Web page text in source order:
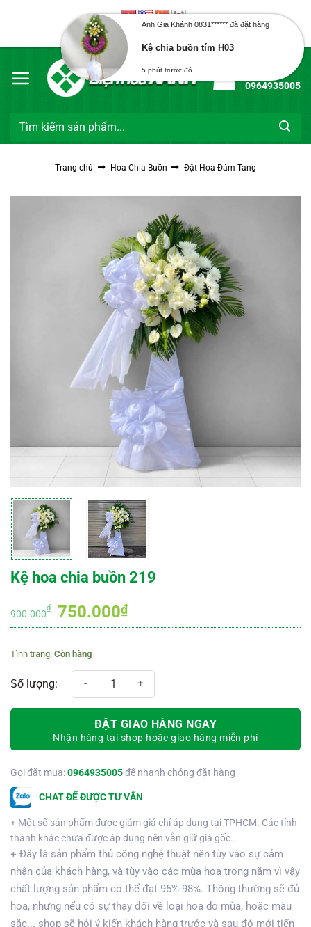
Chào mừng bạn đến với Điện Hoa Xanh
0964935005
Tìm
Trang chủ Hoa Chia Buồn Đặt Hoa Đám Tang
Kệ hoa chia buồn 219
900.000
₫
Giá
gốc
900.000₫.
750.000₫Giá
hiện
750.000₫.
Còn hàng
Kệ hoa chia buồn 219 số lượng
ĐẶT GIAO HÀNG NGAY
Nhận hàng tại shop hoặc giao hàng miễn phí
Gọi đặt mua:0964935005để nhanh chóng đặt hàng
CHAT ĐỂ ĐƯỢC TƯ VẤN
+ Một số sản phẩm được giảm giá chỉ áp dụng tại TPHCM. Các tỉnh
thành khác chưa được áp dụng nên vẫn giữ giá gốc.
+ Đây là sản phẩm thủ công nghệ thuật nên tùy vào sự cảm
nhận của khách hàng, và tùy vào các mùa hoa trong năm vì vậy
chất lượng sản phẩm có thể đạt 95%-98%. Thông thường sẽ đủ
hoa, nhưng nếu có sự thay đổi về loại hoa do mùa, hoặc màu
sắc... shop sẽ hỏi ý kiến khách hàng trước và sau đó mới tiến
Anh Gia Khánh 0831****** đã đặt hàng
Kệ chia buồn tím H03
5 phút trước đó